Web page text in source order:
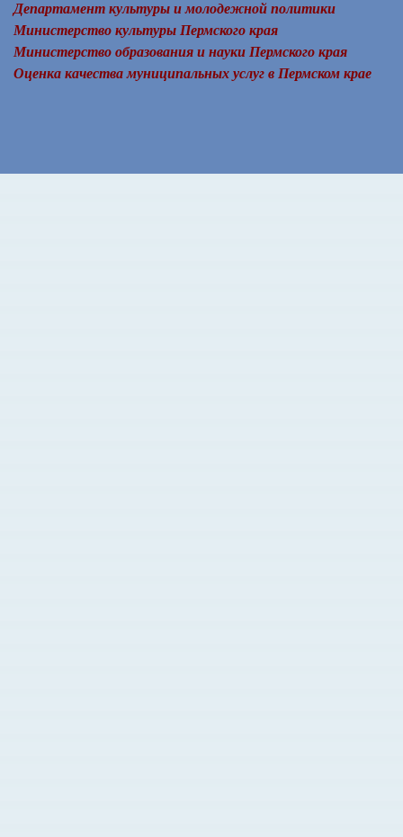
Департамент культуры и молодежной политики
Министерство культуры Пермского края
Министерство образования и науки Пермского края
Оценка качества муниципальных услуг в Пермском крае